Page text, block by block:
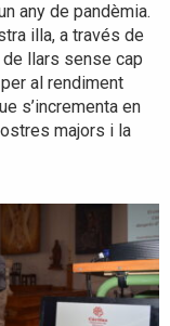
any de pandèmia.
illa, a través de
de llars sense cap
al rendiment
s’incrementa en
majors i la